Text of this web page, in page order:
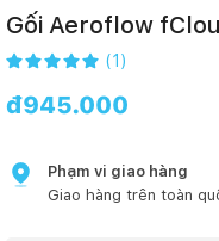
Gối Aeroflow
(1 )
đ945.000
Phạm vi giao hàng
Giao hàng trên toàn